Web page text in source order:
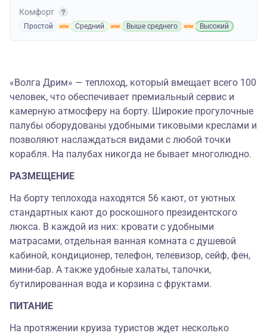
Комфорт
Простой Средний Выше среднего Высокий
«Волга Дрим» — теплоход, который вмещает всего 100
человек, что обеспечивает премиальный сервис и
камерную атмосферу на борту. Широкие прогулочные
палубы оборудованы удобными тиковыми креслами и
позволяют наслаждаться видами с любой точки
корабля. На палубах никогда не бывает многолюдно.
РАЗМЕЩЕНИЕ
На борту теплохода находятся 56 кают, от уютных
стандартных кают до роскошного президентского
люкса. В каждой из них: кровати с удобными
матрасами, отдельная ванная комната с душевой
кабиной, кондиционер, телефон, телевизор, сейф, фен,
мини-бар. А также удобные халаты, тапочки,
бутилированная вода и корзина с фруктами.
ПИТАНИЕ
На протяжении круиза туристов ждет несколько